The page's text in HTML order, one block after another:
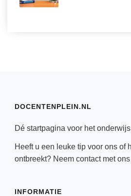
DOCENTENPLEIN.NL
Dé startpagina voor het
Heeft u een leuke tip voor ons of
ontbreekt? Neem contactmet ons
INFORMATIE